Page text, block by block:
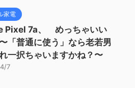
家電
Pixel 7a、 めっちゃいい
「普通に使う」なら老若男
一択ちゃいますかね？〜
7